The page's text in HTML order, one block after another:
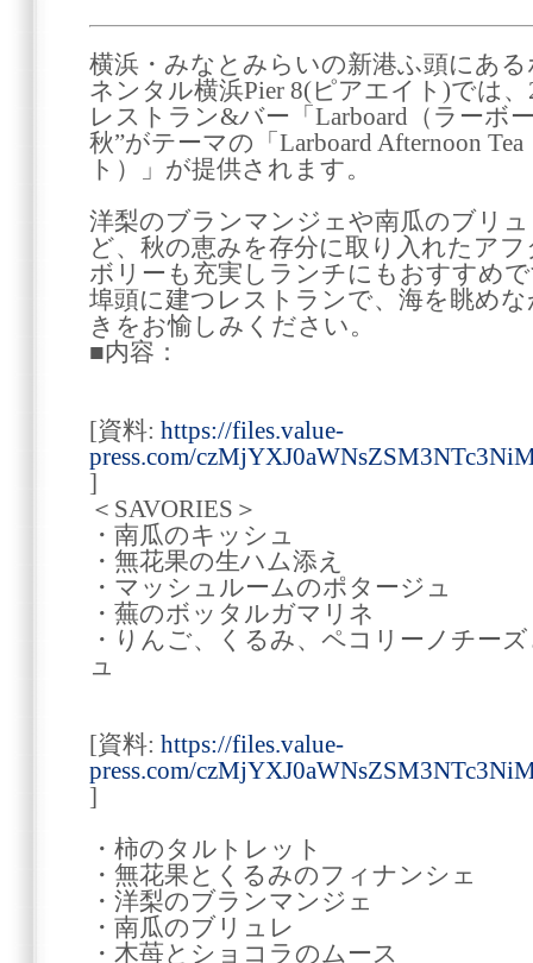
横浜・みなとみらいの新港ふ頭にあ
ネンタル横浜Pier 8(ピアエイト)では
レストラン&バー「Larboard（ラーボ
秋”がテーマの「Larboard Afternoon
ト）」が提供されます。
洋梨のブランマンジェや南瓜のブリ
ど、秋の恵みを存分に取り入れたア
ボリーも充実しランチにもおすすめ
埠頭に建つレストランで、海を眺め
きをお愉しみください。
■内容：
[資料: https://files.value-
press.com/
]
＜SAVORIES＞
・南瓜のキッシュ
・無花果の生ハム添え
・マッシュルームのポタージュ
・蕪のボッタルガマリネ
・りんご、くるみ、ペコリーノチー
ュ
[資料: https://files.value-
press.com/
]
・柿のタルトレット
・無花果とくるみのフィナンシェ
・洋梨のブランマンジェ
・南瓜のブリュレ
・木苺とショコラのムース